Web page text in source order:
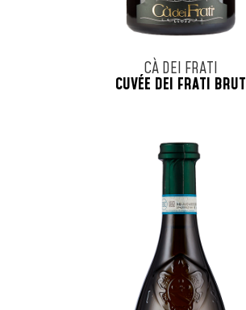
CÀ DEI FRATI
CUVÉE DEI FRATI BRUT